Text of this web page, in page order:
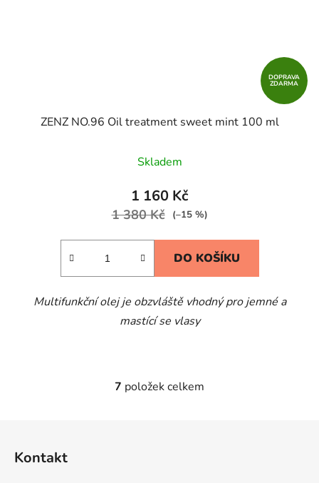
DOPRAVA
ZDARMA
ZENZ NO.96 Oil treatment sweet mint 100 ml
Skladem
1 160 Kč
1 380 Kč (–15 %)
DO KOŠÍKU
Multifunkční olej je obzvláště vhodný pro jemné a
mastící se vlasy
O
7 položek celkem
Kontakt